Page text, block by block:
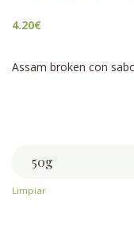
4.20€
Assam broken con
Limpiar